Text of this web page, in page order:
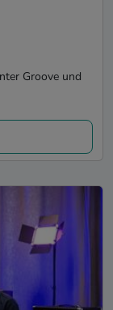
Groove und